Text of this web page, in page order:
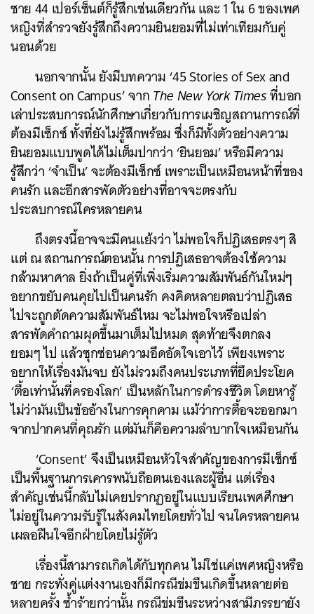
ชาย 44 เปอร์เซ็นต์ก็รู้สึกเช่นเดียวกัน และ 1 ใน 6 ของเพศ
หญิงที่สำรวจยังรู้สึกถึงความยินยอมที่ไม่เท่าเทียมกับคู่
นอนด้วย
นอกจากนั้น ยังมีบทความ ‘45 Stories of Sex and
Consent on Campus’ จากThe New York Timesที่บอก
เล่าประสบการณ์นักศึกษาเกี่ยวกับการเผชิญสถานการณ์ที่
ต้องมีเซ็กซ์ ทั้งที่ยังไม่รู้สึกพร้อม ซึ่งก็มีทั้งตัวอย่างความ
ยินยอมแบบพูดได้ไม่เต็มปากว่า ‘ยินยอม’ หรือมีความ
รู้สึกว่า ‘จำเป็น’ จะต้องมีเซ็กซ์ เพราะเป็นเหมือนหน้าที่ของ
คนรัก และอีกสารพัดตัวอย่างที่อาจจะตรงกับ
ประสบการณ์ใครหลายคน
ถึงตรงนี้อาจจะมีคนแย้งว่า ไม่พอใจก็ปฏิเสธตรงๆ สิ
แต่ ณ สถานการณ์ตอนนั้น การปฏิเสธอาจต้องใช้ความ
กล้ามหาศาล ยิ่งถ้าเป็นคู่ที่เพิ่งเริ่มความสัมพันธ์กันใหม่ๆ
อยากขยับคนคุยไปเป็นคนรัก คงคิดหลายตลบว่าปฏิเสธ
ไปจะถูกตัดความสัมพันธ์ไหม จะไม่พอใจหรือเปล่า
สารพัดคำถามผุดขึ้นมาเต็มไปหมด สุดท้ายจึงตกลง
ยอมๆ ไป แล้วซุกซ่อนความอึดอัดใจเอาไว้ เพียงเพราะ
อยากให้เรื่องมันจบ ยังไม่รวมถึงคนประเภทที่ยึดประโยค
‘ตื้อเท่านั้นที่ครองโลก’ เป็นหลักในการดำรงชีวิต โดยหารู้
ไม่ว่ามันเป็นข้ออ้างในการคุกคาม แม้ว่าการตื้อจะออกมา
จากปากคนที่คุณรัก แต่มันก็คือความลำบากใจเหมือนกัน
‘Consent’ จึงเป็นเหมือนหัวใจสำคัญของการมีเซ็กซ์
เป็นพื้นฐานการเคารพนับถือตนเองและผู้อื่น แต่เรื่อง
สำคัญเช่นนี้กลับไม่เคยปรากฏอยู่ในแบบเรียนเพศศึกษา
ไม่อยู่ในความรับรู้ในสังคมไทยโดยทั่วไป จนใครหลายคน
เผลอฝืนใจอีกฝ่ายโดยไม่รู้ตัว
เรื่องนี้สามารถเกิดได้กับทุกคน ไม่ใช่แค่เพศหญิงหรือ
ชาย กระทั่งคู่แต่งงานเองก็มีกรณีข่มขืนเกิดขึ้นหลายต่อ
หลายครั้ง ซ้ำร้ายกว่านั้น กรณีข่มขืนระหว่างสามีภรรยายัง